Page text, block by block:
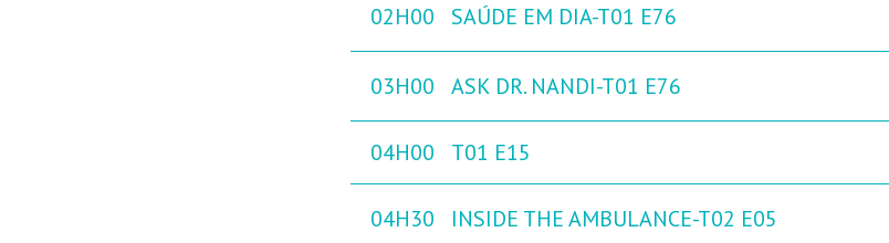
02H00 SAÚDE EM DIA-T01 E76
03H00 ASK DR. NANDI-T01 E76
04H00 T01 E15
04H30 INSIDE THE AMBULANCE-T02 E05